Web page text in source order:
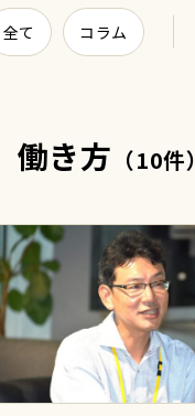
全て コラム
働き方 （10件）